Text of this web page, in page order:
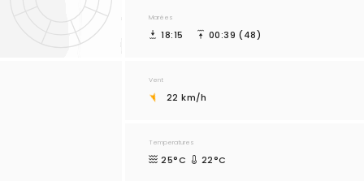
Vent
22 km/h
Marées
18:15 00:39 (48)
Temperatures
25°C 22°C